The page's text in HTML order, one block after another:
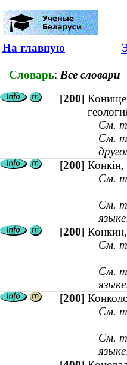
На главную
Словарь: Все словари
[200]
См.
См.
[200]
См.
См.
[200]
См.
См.
[200]
См.
См.